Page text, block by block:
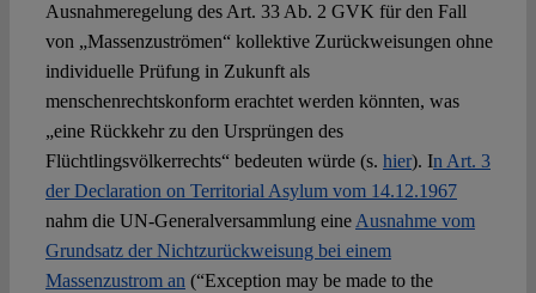
Ausnahmeregelung des Art. 33 Ab. 2 GVK für den Fall
von „Massenzuströmen“ kollektive Zurückweisungen ohne
individuelle Prüfung in Zukunft als
menschenrechtskonform erachtet werden könnten, was
„eine Rückkehr zu den Ursprüngen des
Flüchtlingsvölkerrechts“ bedeuten würde (s. hier). In Art. 3
der Declaration on Territorial Asylum vom 14.12.1967
nahm die UN-Generalversammlung eine Ausnahme vom
Grundsatz der Nichtzurückweisung bei einem
Massenzustrom an (“Exception may be made to the